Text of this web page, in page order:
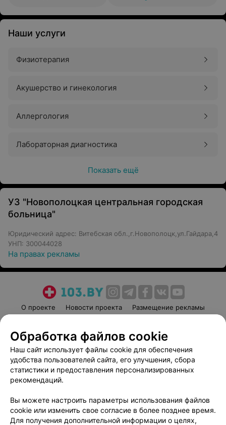
Наши услуги
Физиотерапия
Акушерство и гинекология
Аллергология
Лабораторная диагностика
Показать ещё
УЗ "Новополоцкая центральная городская
больница"
Юридический адрес: Витебская обл.,г.Новополоцк,ул.Гайдара,4
УНП: 300044028
На правах рекламы
О проекте Новости проекта
Размещение рекламы
Пользовательское соглашение
Способы оплаты
Вакансии
Партнеры
Написать руководителю 103.by
Обработка персональных данных
Обработка файлов cookie
Наш сайт использует файлы cookie для обеспечения
удобства пользователей сайта, его улучшения, сбора
статистики и предоставления персонализированных
рекомендаций.
Вы можете настроить параметры использования файлов
cookie или изменить свое согласие в более позднее время.
Для получения дополнительной информации о целях,